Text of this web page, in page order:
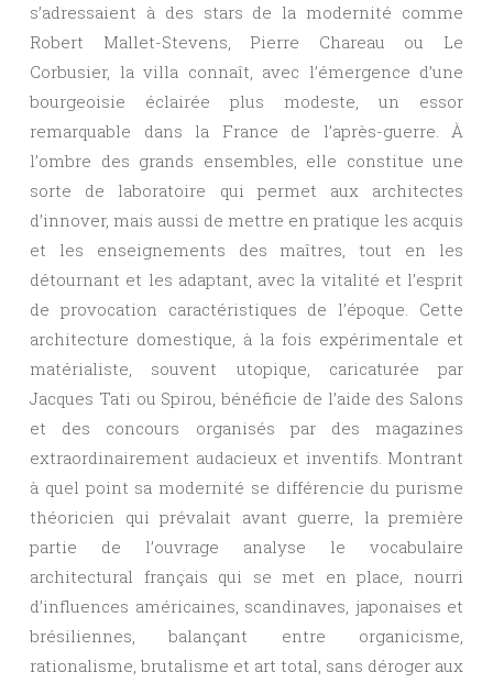
s’adressaient à des stars de la modernité comme
Robert Mallet-Stevens, Pierre Chareau ou Le
Corbusier, la villa connaît, avec l’émergence d’une
bourgeoisie éclairée plus modeste, un essor
remarquable dans la France de l’après-guerre. À
l’ombre des grands ensembles, elle constitue une
sorte de laboratoire qui permet aux architectes
d’innover, mais aussi de mettre en pratique les acquis
et les enseignements des maîtres, tout en les
détournant et les adaptant, avec la vitalité et l’esprit
de provocation caractéristiques de l’époque. Cette
architecture domestique, à la fois expérimentale et
matérialiste, souvent utopique, caricaturée par
Jacques Tati ou Spirou, bénéficie de l’aide des Salons
et des concours organisés par des magazines
extraordinairement audacieux et inventifs. Montrant
à quel point sa modernité se différencie du purisme
théoricien qui prévalait avant guerre, la première
partie de l’ouvrage analyse le vocabulaire
architectural français qui se met en place, nourri
d’influences américaines, scandinaves, japonaises et
brésiliennes, balançant entre organicisme,
rationalisme, brutalisme et art total, sans déroger aux